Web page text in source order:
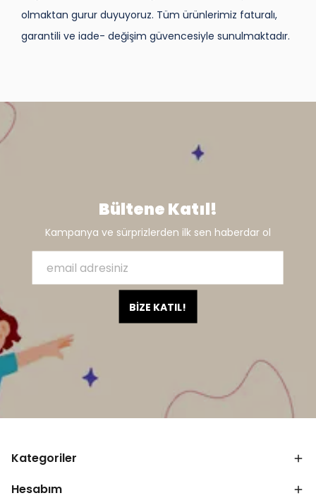
olmaktan gurur duyuyoruz. Tüm ürünlerimiz faturalı,
garantili ve iade- değişim güvencesiyle sunulmaktadır.
Bültene Katıl!
Kampanya ve sürprizlerden ilk sen haberdar ol
BİZE KATIL!
Kategoriler
Hesabım